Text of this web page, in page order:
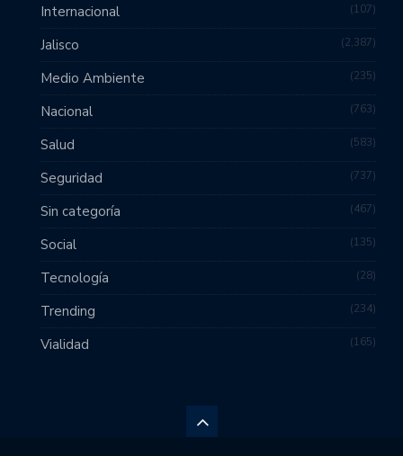
Internacional 107
Jalisco 2,387
Medio Ambiente 235
Nacional 763
Salud 583
Seguridad 737
Sin categoría 467
Social 135
Tecnología 28
Trending 234
Vialidad 165